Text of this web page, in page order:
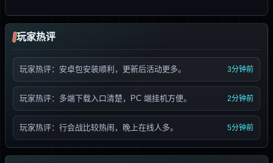
玩家热评
玩家热评：安卓包安装顺利，更新后活动更多。 3分钟前
玩家热评：多端下载入口清楚，PC 端挂机方便。 2分钟前
玩家热评：行会战比较热闹，晚上在线人多。 5分钟前